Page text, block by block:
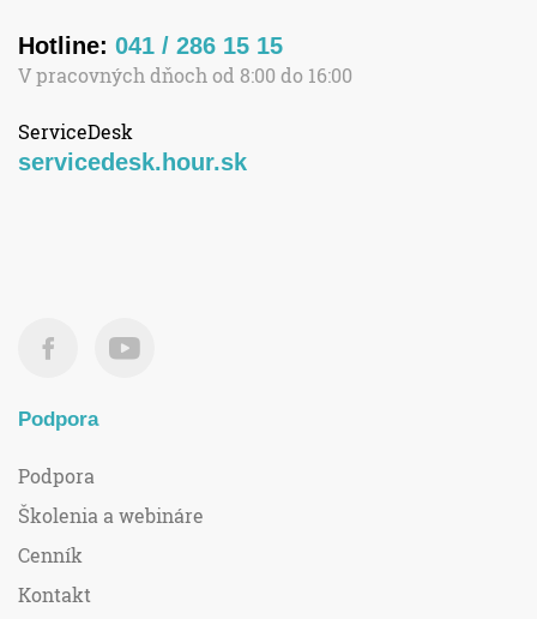
Hotline: 041 / 286 15 15
V pracovných dňoch od 8:00 do 16:00
ServiceDesk
servicedesk.hour.sk
Podpora
Podpora
Školenia a webináre
Cenník
Kontakt